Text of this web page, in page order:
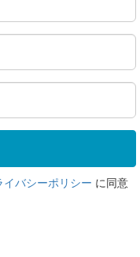
イバシーポリシー に同意